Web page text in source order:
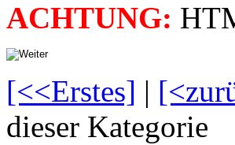
ACHTUNG:
[<<Erstes] |
dieser Kategorie